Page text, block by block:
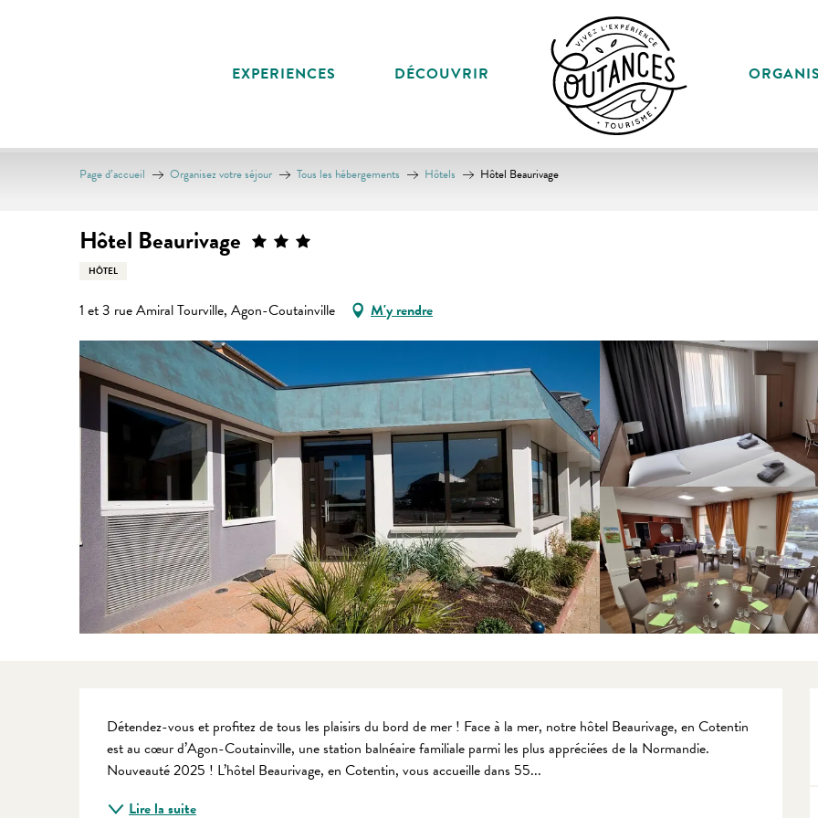
EXPERIENCES DÉCOUVRIR
Page d’accueil Organisez votre séjour Tous les hébergements Hôtels Hôtel Beaurivage
Hôtel Beaurivage
HÔTEL
1 et 3 rue Amiral Tourville, Agon-Coutainville M'y rendre
Description
Détendez-vous et profitez de tous les plaisirs du bord de mer ! Face à la mer, notre hôtel Beaurivage, en Cotentin
est au cœur d’Agon-Coutainville, une station balnéaire familiale parmi les plus appréciées de la Normandie.
Nouveauté 2025 ! L’hôtel Beaurivage, en Cotentin, vous accueille dans 55...
Lire la suite